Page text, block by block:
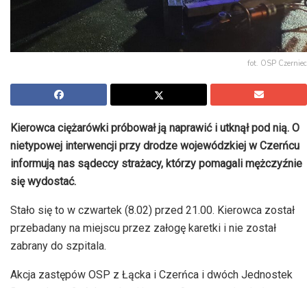
fot. OSP Czerniec
Kierowca ciężarówki próbował ją naprawić i utknął pod nią. O
nietypowej interwencji przy drodze wojewódzkiej w Czerńcu
informują nas sądeccy strażacy, którzy pomagali mężczyźnie
się wydostać.
Stało się to w czwartek (8.02) przed 21.00. Kierowca został
przebadany na miejscu przez załogę karetki i nie został
zabrany do szpitala.
Akcja zastępów OSP z Łącka i Czerńca i dwóch Jednostek